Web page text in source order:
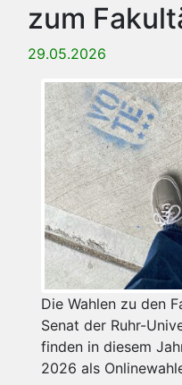
zum
29.05.2026
Die Wahlen zu den
Senat der Ruhr-
finden in diesem
2026 als